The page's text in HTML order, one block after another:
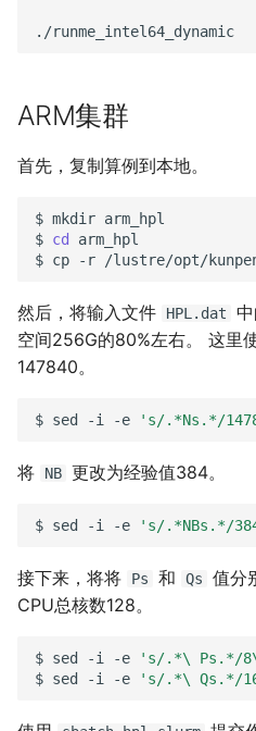
ARM集群
首先，复制算例到本地。
$ mkdir arm_hpl
$ cd
arm_hpl
$ cp -r /lustre/opt/
然后，将输入文件 HPL.dat
空间256G的80%左右。 这里
147840。
$ sed -i -e 's/.*Ns.*/
将 NB 更改为经验值384。
$ sed -i -e 's/.*NBs.*/
接下来，将将 Ps 和 Qs
值分
CPU总核数128。
$ sed -i -e 's/.*\ Ps.*/
$ sed -i -e 's/.*\ Qs.*/